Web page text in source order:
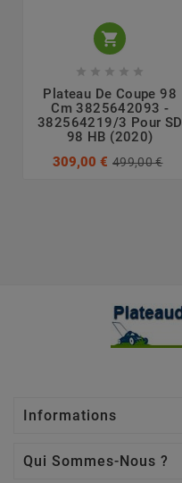

    
Plateau De Coupe 98
Cm 3825642093 -
382564219/3 Pour SD
98 HB (2020)
309,00 € 499,00 €
Informations
Qui Sommes-Nous ?